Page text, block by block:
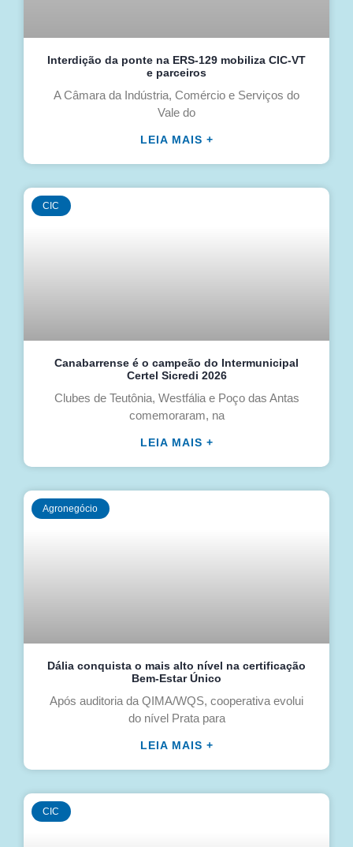
Interdição da ponte na ERS-129 mobiliza CIC-VT
e parceiros
A Câmara da Indústria, Comércio e Serviços do
Vale do
LEIA MAIS +
CIC
Canabarrense é o campeão do Intermunicipal
Certel Sicredi 2026
Clubes de Teutônia, Westfália e Poço das Antas
comemoraram, na
LEIA MAIS +
Agronegócio
Dália conquista o mais alto nível na certificação
Bem-Estar Único
Após auditoria da QIMA/WQS, cooperativa evolui
do nível Prata para
LEIA MAIS +
CIC